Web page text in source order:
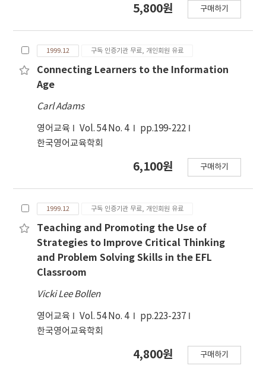
5,800원 구매하기
1999.12 구독 인증기관 무료, 개인회원 유료
Connecting Learners to the Information
Age
Carl Adams
영어교육 Vol. 54 No. 4
pp.199-222
한국영어교육학회
6,100원 구매하기
1999.12 구독 인증기관 무료, 개인회원 유료
Teaching and Promoting the Use of
Strategies to Improve Critical Thinking
and Problem Solving Skills in the EFL
Classroom
Vicki Lee Bollen
영어교육 Vol. 54 No. 4
pp.223-237
한국영어교육학회
4,800원 구매하기